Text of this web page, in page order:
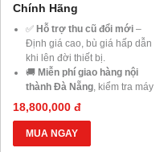
Chính Hãng
✅ Hỗ trợ thu cũ đổi mới –
Định giá cao, bù giá hấp dẫn
khi lên đời thiết bị.
🚚 Miễn phí giao hàng nội
thành Đà Nẵng, kiểm tra máy
trước khi thanh toán.
💳
Trả góp 0% qua thẻ tín
dụng hoặcHD Saison chỉ từ
1%/tháng, thủ tục đơn giản.
18,800,000 đ
MUA NGAY